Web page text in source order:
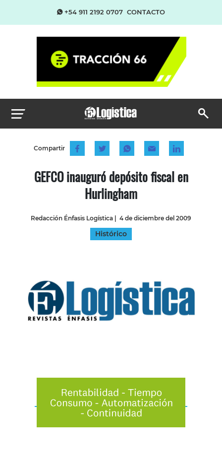
+54 911 2192 0707 CONTACTO
Compartir
GEFCO inauguró depósito fiscal en
Hurlingham
Redacción Énfasis Logística | 4 de diciembre del 2009
Histórico